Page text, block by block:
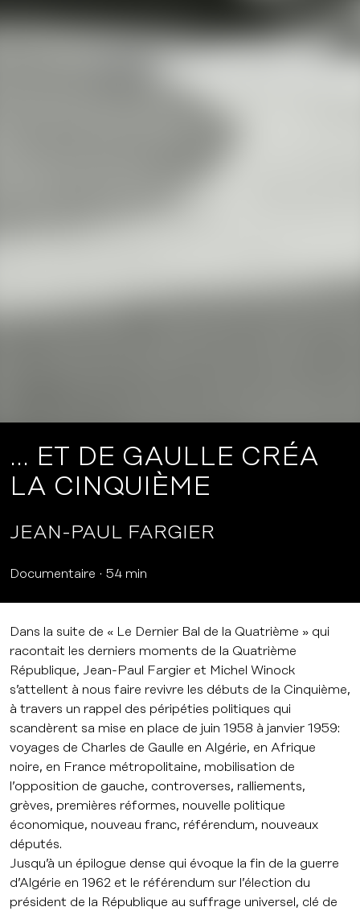
… ET DE GAULLE CRÉA
LA CINQUIÈME
JEAN-PAUL FARGIER
Documentaire 54 min
Dans la suite de « Le Dernier Bal de la Quatrième » qui
racontait les derniers moments de la Quatrième
République, Jean-Paul Fargier et Michel Winock
s’attellent à nous faire revivre les débuts de la Cinquième,
à travers un rappel des péripéties politiques qui
scandèrent sa mise en place de juin 1958 à janvier 1959:
voyages de Charles de Gaulle en Algérie, en Afrique
noire, en France métropolitaine, mobilisation de
l’opposition de gauche, controverses, ralliements,
grèves, premières réformes, nouvelle politique
économique, nouveau franc, référendum, nouveaux
députés.
Jusqu’à un épilogue dense qui évoque la fin de la guerre
d’Algérie en 1962 et le référendum sur l’élection du
président de la République au suffrage universel, clé de